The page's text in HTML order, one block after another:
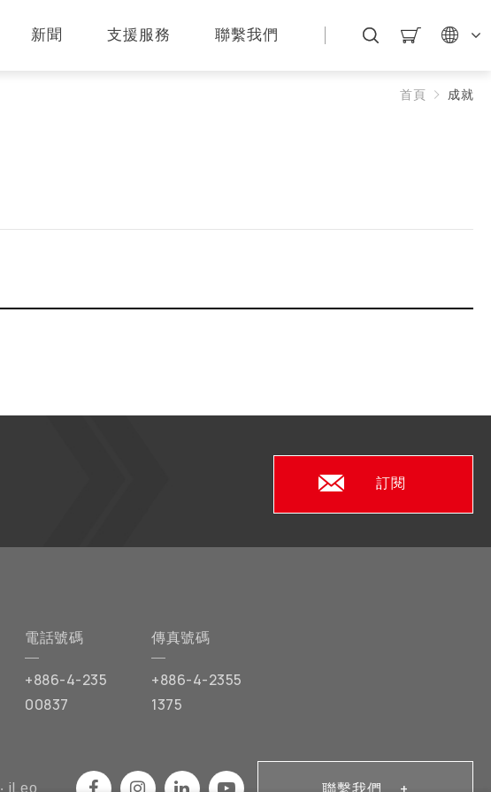
新聞 支援服務 聯繫我們
首頁 成就
訂閱
電話號碼
+886-4-235
00837
傳真號碼
+886-4-2355
1375
‧ iLeo 聯繫我們